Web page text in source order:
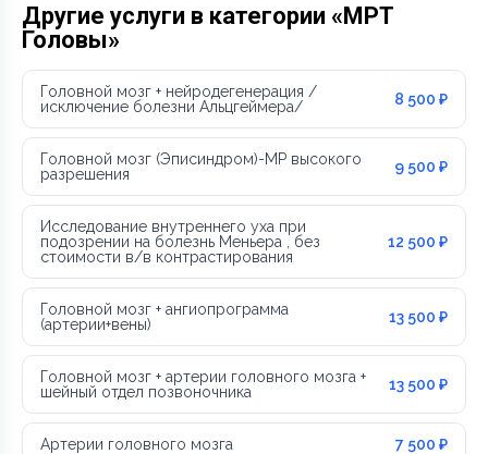
Другие услуги в категории «МРТ
Головы»
Головной мозг + нейродегенерация /
исключение болезни Альцгеймера/
8 500 ₽
Головной мозг (Эписиндром)-МР высокого
разрешения
9 500 ₽
Исследование внутреннего уха при
подозрении на болезнь Меньера , без
стоимости в/в контрастирования
12 500 ₽
Головной мозг + ангиопрограмма
(артерии+вены)
13 500 ₽
Головной мозг + артерии головного мозга +
шейный отдел позвоночника
13 500 ₽
Артерии головного мозга 7 500 ₽